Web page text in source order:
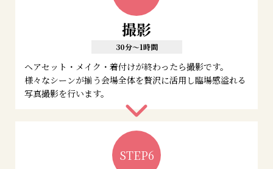
撮影
30分～1時間
ヘアセット・メイク・着付けが終わったら撮影です。
様々なシーンが揃う会場全体を贅沢に活用し臨場感溢れる
写真撮影を行います。
STEP6